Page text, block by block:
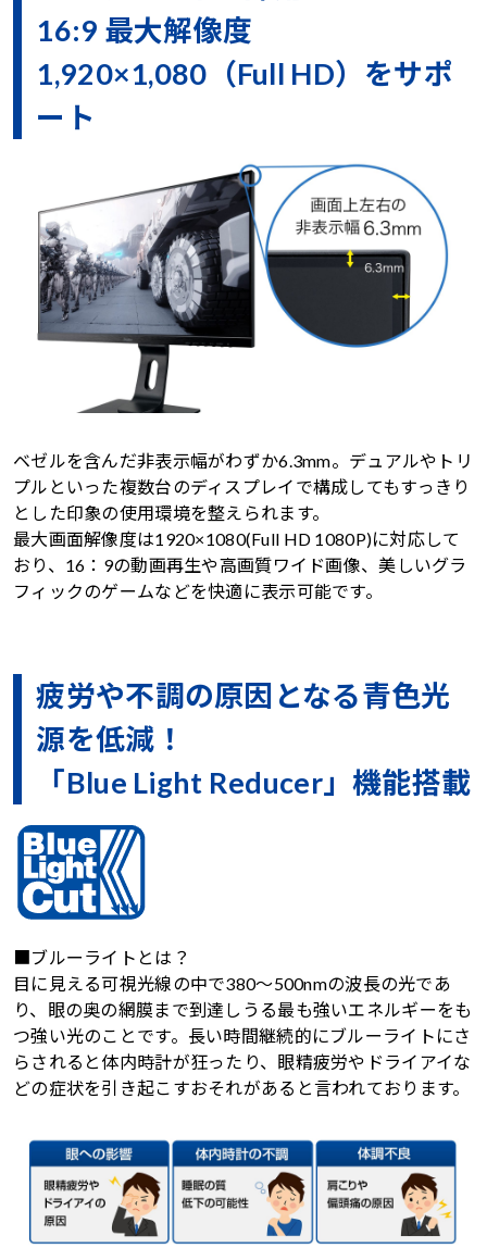
16:9 最大解像度
1,920×1,080（Full HD）をサポ
ート
ベゼルを含んだ非表示幅がわずか6.3mm。デュアルやトリ
プルといった複数台のディスプレイで構成してもすっきり
とした印象の使用環境を整えられます。
最大画面解像度は1920×1080(Full HD 1080P)に対応して
おり、16：9の動画再生や高画質ワイド画像、美しいグラ
フィックのゲームなどを快適に表示可能です。
疲労や不調の原因となる青色光
源を低減！
「Blue Light Reducer」機能搭載
■ブルーライトとは？
目に見える可視光線の中で380～500nmの波長の光であ
り、眼の奥の網膜まで到達しうる最も強いエネルギーをも
つ強い光のことです。長い時間継続的にブルーライトにさ
らされると体内時計が狂ったり、眼精疲労やドライアイな
どの症状を引き起こすおそれがあると言われております。